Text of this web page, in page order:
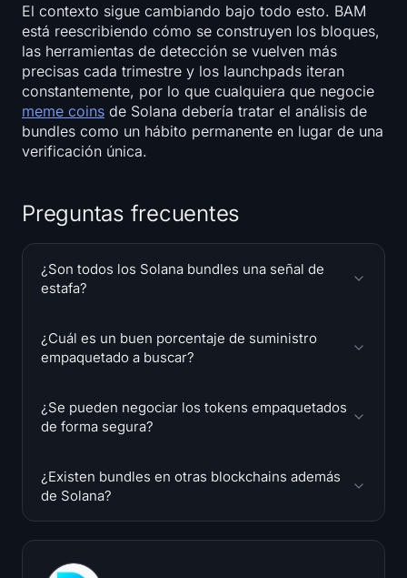
El contexto sigue cambiando bajo todo esto. BAM
está reescribiendo cómo se construyen los bloques,
las herramientas de detección se vuelven más
precisas cada trimestre y los launchpads iteran
constantemente, por lo que cualquiera que negocie
meme coins de Solana debería tratar el análisis de
bundles como un hábito permanente en lugar de una
verificación única.
Preguntas frecuentes
¿Son todos los Solana bundles una señal de
estafa?
¿Cuál es un buen porcentaje de suministro
empaquetado a buscar?
¿Se pueden negociar los tokens empaquetados
de forma segura?
¿Existen bundles en otras blockchains además
de Solana?